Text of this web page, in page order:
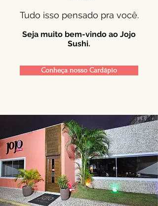
Tudo isso pensado pra você.
Seja muito bem-vindo ao Jojo
Sushi.
Conheça nosso Cardápio